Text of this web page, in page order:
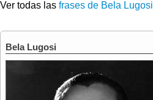
Ver todas las frases de Bela Lugosi
Bela Lugosi